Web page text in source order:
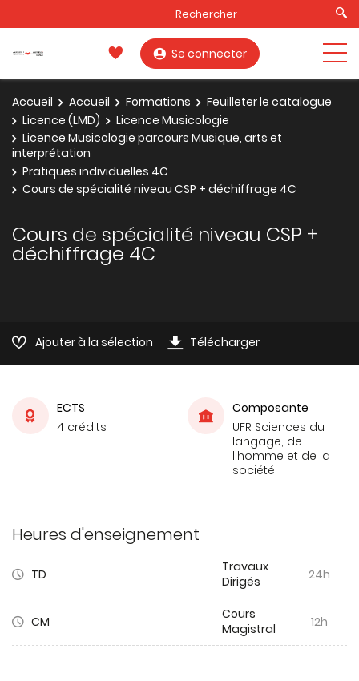
Se connecter
Accueil Accueil Formations
Feuilleter le catalogue
Licence (LMD)
Licence Musicologie
Licence Musicologie parcours Musique, arts et
interprétation
Pratiques individuelles 4C
Cours de spécialité niveau CSP + déchiffrage 4C
Cours de spécialité niveau CSP +
déchiffrage 4C
Ajouter à la sélection Télécharger
ECTS
4 crédits
Composante
UFR Sciences du
langage, de
l'homme et de la
société
Heures d'enseignement
TD
Travaux
Dirigés
24h
CM
Cours
Magistral
12h